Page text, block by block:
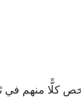
كلًّا منهم في